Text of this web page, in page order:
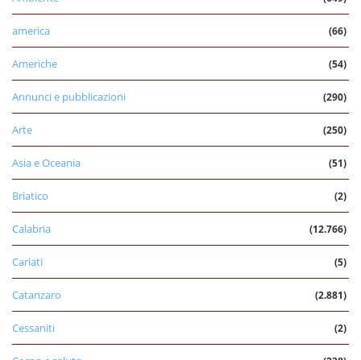
america (66)
Americhe (54)
Annunci e pubblicazioni (290)
Arte (250)
Asia e Oceania (51)
Briatico (2)
Calabria (12.766)
Cariati (5)
Catanzaro (2.881)
Cessaniti (2)